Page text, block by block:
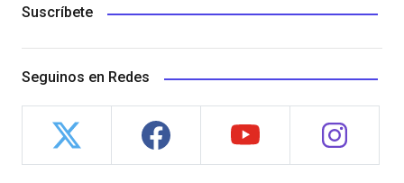
Suscríbete
Seguinos en Redes